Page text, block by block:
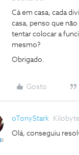
Cá em casa, cada
casa, penso que
tentar colocar a
mesmo?
Obrigado.
Gosto
oTonyStark Kilobyte
Olá, conseguiu